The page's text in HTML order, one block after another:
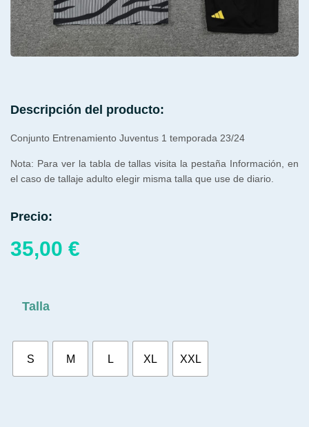
Descripción del producto:
Conjunto Entrenamiento Juventus 1 temporada 23/24
Nota: Para ver la tabla de tallas visita la pestaña Información, en
el caso de tallaje adulto elegir misma talla que use de diario.
Precio:
35,00 €
Talla
S M L XL XXL